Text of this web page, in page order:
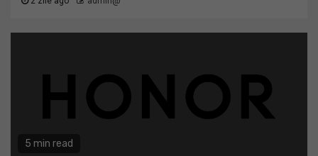
5 min read